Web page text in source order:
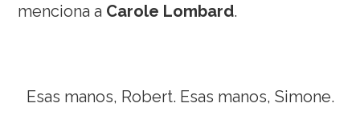
menciona a Carole Lombard.
Esas manos, Robert. Esas manos, Simone.